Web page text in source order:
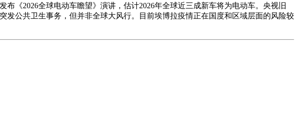
《2026全球电动车瞻望》演讲，估计2026年全球近三成新车将为电动车。央视旧
公共卫生事务，但并非全球大风行。目前埃博拉疫情正在国度和区域层面的风险较